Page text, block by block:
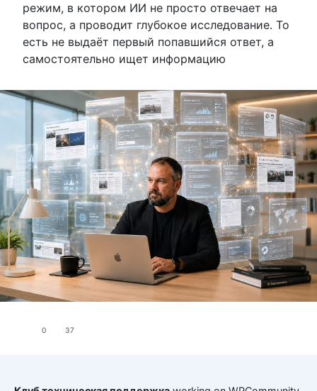
режим, в котором ИИ не просто отвечает на
вопрос, а проводит глубокое исследование. То
есть не выдаёт первый попавшийся ответ, а
самостоятельно ищет информацию
0 37